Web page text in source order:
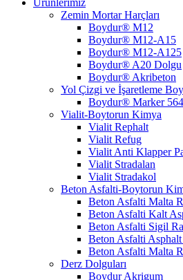
Zemin Mortar Harçları
Boydur® M12
Boydur® M12-A15
Boydur® M12-A125
Boydur® A20 Dolgu
Boydur® Akribeton
Yol Çizgi ve İşaretleme
Boydur® Marker 564
Vialit-Boytorun Kimya
Vialit Rephalt
Vialit Refug
Vialit Anti Klapper
Vialit Stradalan
Vialit Stradakol
Beton Asfalti-Boytorun
Beton Asfalti Malta
Beton Asfalti Kalt
Beton Asfalti Sigil
Beton Asfalti
Beton Asfalti Malta
Derz Dolguları
Boydur Akrigum